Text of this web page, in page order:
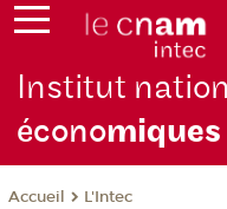
Institut
écono
Accueil L'Intec